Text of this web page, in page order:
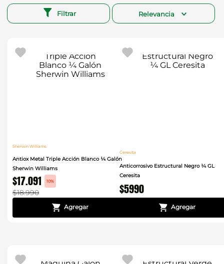
Filtrar Relevancia
Sherwin Williams
Antiox Metal Triple Acción Blanco ¼ Galón
Sherwin Williams
$17.091 10%
$18.990
Ceresita
Anticorrosivo Estructural Negro ¼ GL
Ceresita
$5990